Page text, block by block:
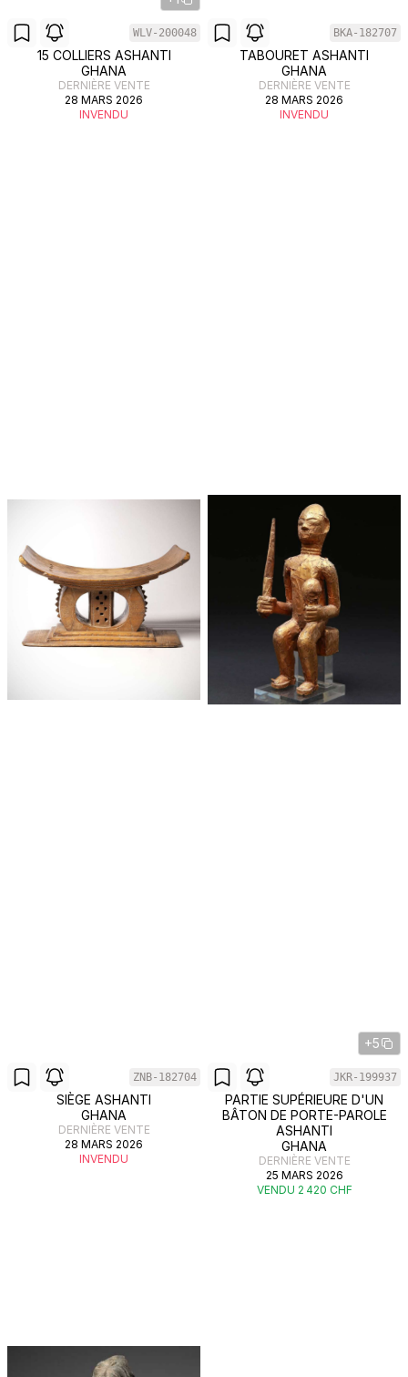
WLV-200048
15 COLLIERS ASHANTI
GHANA
DERNIÈRE VENTE
28 MARS 2026
INVENDU
BKA-182707
TABOURET ASHANTI
GHANA
DERNIÈRE VENTE
28 MARS 2026
INVENDU
ZNB-182704
SIÈGE ASHANTI
GHANA
DERNIÈRE VENTE
28 MARS 2026
INVENDU
+5
JKR-199937
PARTIE SUPÉRIEURE D'UN
BÂTON DE PORTE-PAROLE
ASHANTI
GHANA
DERNIÈRE VENTE
25 MARS 2026
VENDU 2 420 CHF